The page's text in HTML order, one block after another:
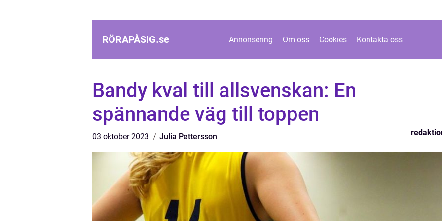
RÖRAPÅSIG.se Annonsering Om oss Cookies Kontakta oss
Bandy kval till allsvenskan: En
spännande väg till toppen
03 oktober 2023 Julia Pettersson